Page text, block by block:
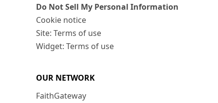
Do Not Sell My Personal Information
Cookie notice
Site: Terms of use
Widget: Terms of use
OUR NETWORK
FaithGateway